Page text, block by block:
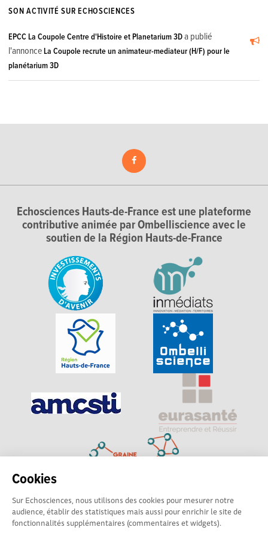
Cookies
Sur Echosciences, nous utilisons des cookies pour mesurer notre
audience, établir des statistiques mais aussi pour enrichir le site de
fonctionnalités supplémentaires (commentaires et widgets).
SON ACTIVITÉ SUR ECHOSCIENCES
EPCC La Coupole Centre d'Histoire et Planetarium 3Da publié
l'annonceLa Coupole recrute un animateur-mediateur (H/F) pour le
planétarium 3D
Echosciences Hauts-de-France est une plateforme
contributive animée par Ombelliscience avec le
soutien de la Région Hauts-de-France
Explorer, s’exprimer, rentrer en contact : Echosciences
Hauts-de-France est le réseau social des amateurs de
sciences et de technologies du territoire